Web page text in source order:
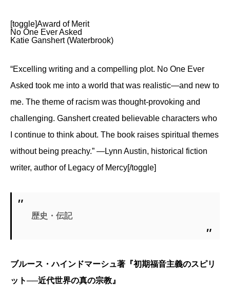
[toggle]Award of Merit
No One Ever Asked
Katie Ganshert (Waterbrook)
“Excelling writing and a compelling plot. No One Ever
Asked took me into a world that was realistic—and new to
me. The theme of racism was thought-provoking and
challenging. Ganshert created believable characters who
I continue to think about. The book raises spiritual themes
without being preachy.” —Lynn Austin, historical fiction
writer, author of Legacy of Mercy[/toggle]
歴史・伝記
ブルース・ハインドマーシュ著『初期福音主義のスピリ
ット──近代世界の真の宗教』